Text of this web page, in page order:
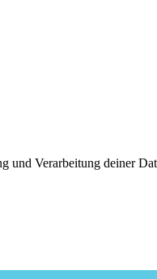
Verarbeitung deiner